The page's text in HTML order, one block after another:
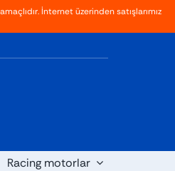
İnternet üzerinden satışlarımız
Racing motorlar